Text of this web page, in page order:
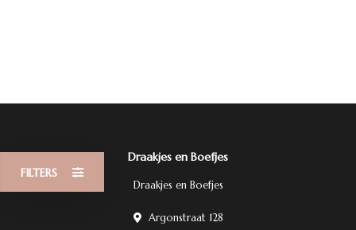
FILTERS
Draakjes en Boefjes
Draakjes en Boefjes
Argonstraat 128